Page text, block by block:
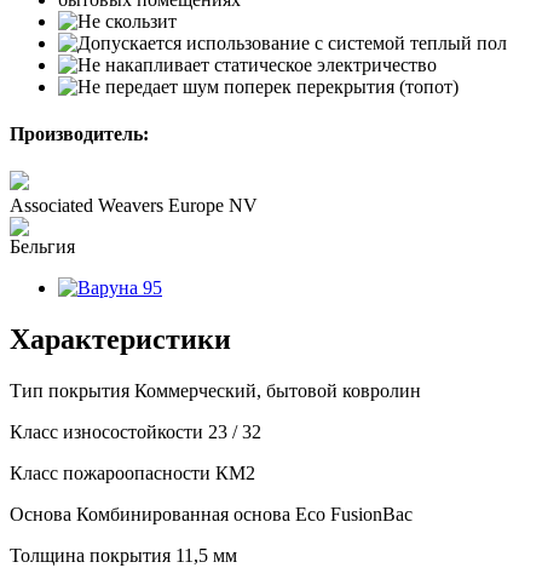
Производитель:
Associated Weavers Europe NV
Характеристики
Тип покрытия Коммерческий, бытовой ковролин
Класс износостойкости 23 / 32
Класс пожароопасности КМ2
Основа Комбинированная основа Eco FusionBac
Толщина покрытия 11,5 мм